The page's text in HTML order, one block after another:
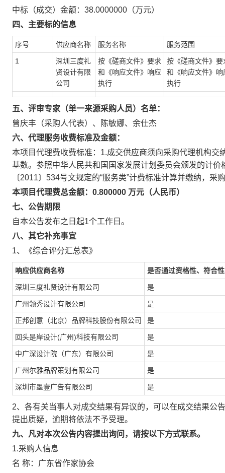
中标（成交）金额：38.0000000（万元）
四、主要标的信息
序号 供应商名称 服务名称 服务范围
1
深圳三度礼
贤设计有限
公司
按《磋商文件》要求
和《响应文件》响应
执行
按《磋商文件》要
和《响应文件》响
执行
五、评审专家（单一来源采购人员）名单：
曾庆丰（采购人代表）、陈敏娜、余仕杰
六、代理服务收费标准及金额：
本项目代理费收费标准：1.成交供应商须向采购代理机构
基数。参照中华人民共和国国家发展计划委员会颁发的计
〔2011〕534号文规定的“服务类”计费标准计算并缴纳，
本项目代理费总金额：0.800000 万元（人民币）
七、公告期限
自本公告发布之日起1个工作日。
八、其它补充事宜
1、《综合评分汇总表》
响应供应商名称 是否通过资格性、符合
深圳三度礼贤设计有限公司 是
广州领秀设计有限公司 是
正邦创意（北京）品牌科技股份有限公司 是
回头是岸设计(广州)科技有限公司 是
中广深设计院（广东）有限公司 是
广州尔雅品牌策划有限公司 是
深圳市墨壹广告有限公司 是
2、各有关当事人对成交结果有异议的，可以在成交结果公
提出质疑，逾期将依法不予受理。
九、凡对本次公告内容提出询问，请按以下方式联系。
1.采购人信息
名 称：广东省作家协会